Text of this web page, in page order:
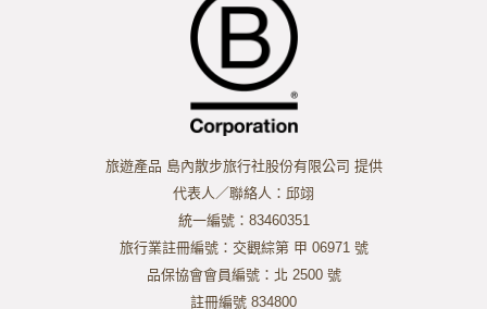
旅遊產品 島內散步旅行社股份有限公司 提供
代表人／聯絡人：邱翊
統一編號：83460351
旅行業註冊編號：交觀綜第 甲 06971 號
品保協會會員編號：北 2500 號
註冊編號 834800